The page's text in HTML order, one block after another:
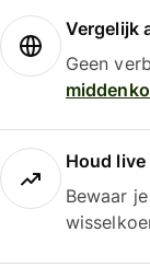
Vergelijk
Geen
Houd
Bewaar